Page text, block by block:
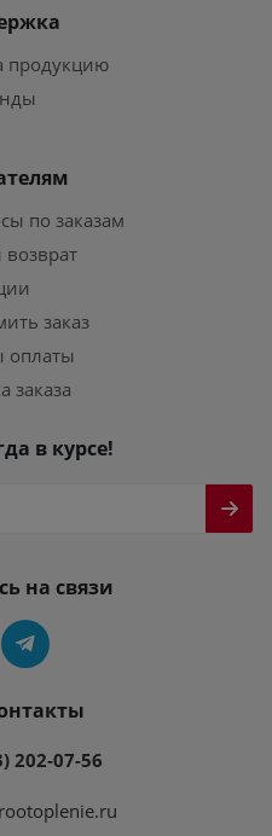
продукцию
по заказам
заказ
оплаты
заказа
в курсе!
на связи
202-07-56